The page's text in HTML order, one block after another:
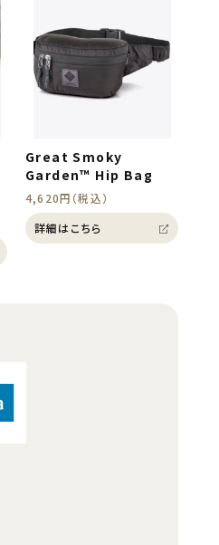
Great Smoky
Garden™ Hip Bag
4,620円（税込）
詳細はこちら